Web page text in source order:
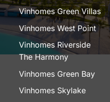
Vinhomes Green Villas
Vinhomes West Point
Vinhomes Riverside
The Harmony
Vinhomes Green Bay
Vinhomes Skylake